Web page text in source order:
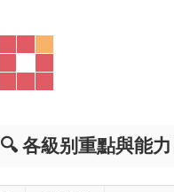
🔍 各級别重點與能